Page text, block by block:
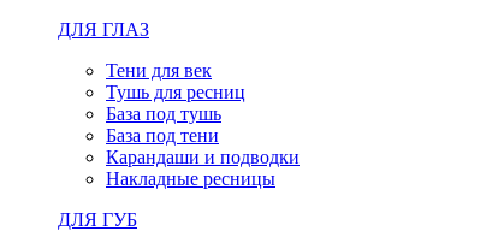
ДЛЯ ГЛАЗ
Тени для век
Тушь для ресниц
База под тушь
База под тени
Карандаши и подводки
Накладные ресницы
ДЛЯ ГУБ